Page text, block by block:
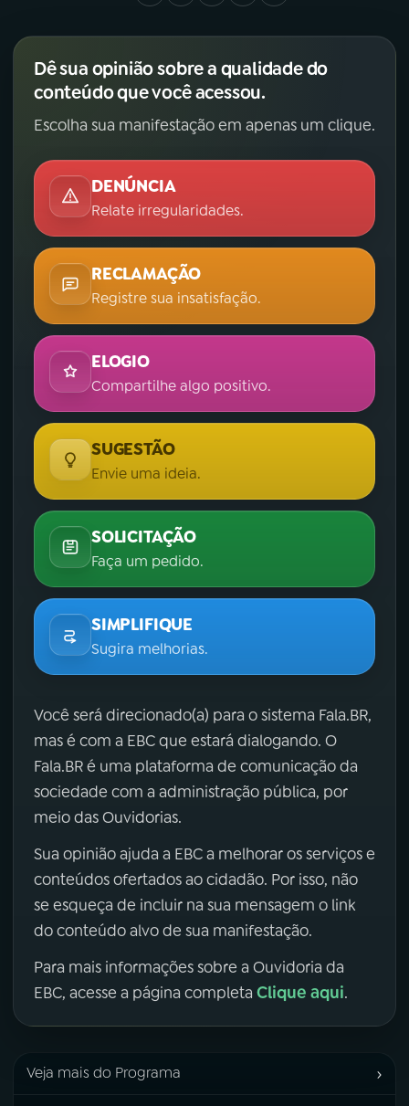
Dê sua opinião sobre a qualidade do
conteúdo que você acessou.
Escolha sua manifestação em apenas um clique.
DENÚNCIA
Relate irregularidades.
RECLAMAÇÃO
Registre sua insatisfação.
ELOGIO
Compartilhe algo positivo.
SUGESTÃO
Envie uma ideia.
SOLICITAÇÃO
Faça um pedido.
SIMPLIFIQUE
Sugira melhorias.
Você será direcionado(a) para o sistema Fala.BR,
mas é com a EBC que estará dialogando. O
Fala.BR é uma plataforma de comunicação da
sociedade com a administração pública, por
meio das Ouvidorias.
Sua opinião ajuda a EBC a melhorar os serviços e
conteúdos ofertados ao cidadão. Por isso, não
se esqueça de incluir na sua mensagem o link
do conteúdo alvo de sua manifestação.
Para mais informações sobre a Ouvidoria da
EBC, acesse a página completa Clique aqui.
Veja mais do Programa ›